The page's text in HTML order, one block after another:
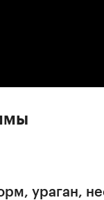
ураган,